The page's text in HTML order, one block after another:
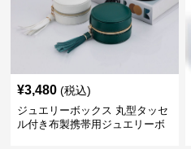
¥3,480 (税込)
ジュエリーボックス 丸型タッセ
ル付き布製携帯用ジュエリーボ